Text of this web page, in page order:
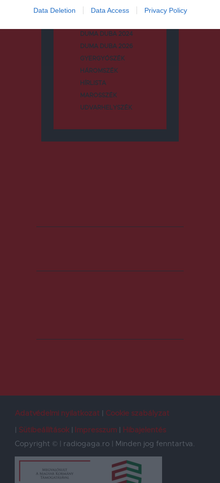
Data Deletion Data Access Privacy Policy
CSÍKSZÉK
DUMA DUBA 2024
DUMA DUBA 2026
GYERGYÓSZÉK
HÁROMSZÉK
HÍRLISTA
MAROSSZÉK
UDVARHELYSZÉK
Adatvédelmi nyilatkozat
Cookie szabályzat
Sütibeállítások
Impresszum
Hibajelentés
Copyright © | radiogaga.ro | Minden jog fenntartva.